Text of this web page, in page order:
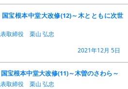
国宝根本中堂大改修(12)～木とともに次世
表取締役 栗山 弘忠
2021年12月 5日
宝根本中堂大改修(11)～木曽のさわら～
取締役 栗山 弘忠